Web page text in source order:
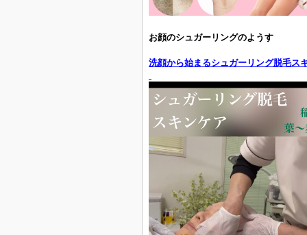
お顔のシュガーリングのようす
洗顔から始まるシュガーリング脱毛ス